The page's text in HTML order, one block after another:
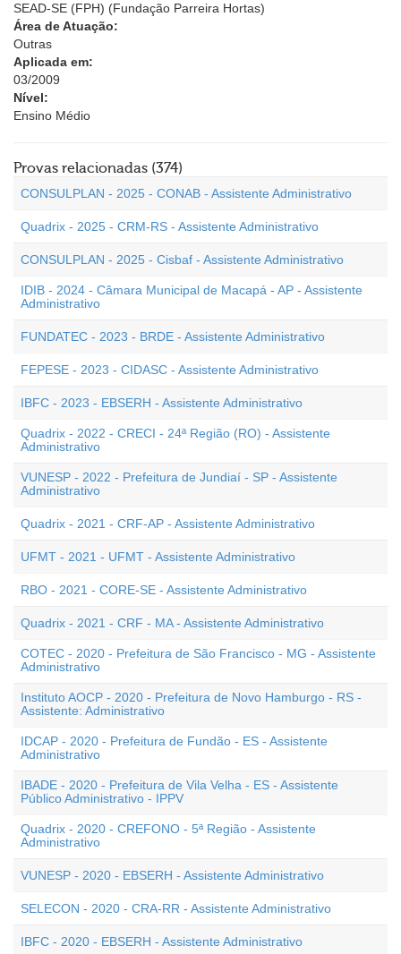
SEAD-SE (FPH) (Fundação Parreira Hortas)
Área de Atuação:
Outras
Aplicada em:
03/2009
Nível:
Ensino Médio
Provas relacionadas (374)
CONSULPLAN - 2025 - CONAB - Assistente Administrativo
Quadrix - 2025 - CRM-RS - Assistente Administrativo
CONSULPLAN - 2025 - Cisbaf - Assistente Administrativo
IDIB - 2024 - Câmara Municipal de Macapá - AP - Assistente
Administrativo
FUNDATEC - 2023 - BRDE - Assistente Administrativo
FEPESE - 2023 - CIDASC - Assistente Administrativo
IBFC - 2023 - EBSERH - Assistente Administrativo
Quadrix - 2022 - CRECI - 24ª Região (RO) - Assistente
Administrativo
VUNESP - 2022 - Prefeitura de Jundiaí - SP - Assistente
Administrativo
Quadrix - 2021 - CRF-AP - Assistente Administrativo
UFMT - 2021 - UFMT - Assistente Administrativo
RBO - 2021 - CORE-SE - Assistente Administrativo
Quadrix - 2021 - CRF - MA - Assistente Administrativo
COTEC - 2020 - Prefeitura de São Francisco - MG - Assistente
Administrativo
Instituto AOCP - 2020 - Prefeitura de Novo Hamburgo - RS -
Assistente: Administrativo
IDCAP - 2020 - Prefeitura de Fundão - ES - Assistente
Administrativo
IBADE - 2020 - Prefeitura de Vila Velha - ES - Assistente
Público Administrativo - IPPV
Quadrix - 2020 - CREFONO - 5ª Região - Assistente
Administrativo
VUNESP - 2020 - EBSERH - Assistente Administrativo
SELECON - 2020 - CRA-RR - Assistente Administrativo
IBFC - 2020 - EBSERH - Assistente Administrativo